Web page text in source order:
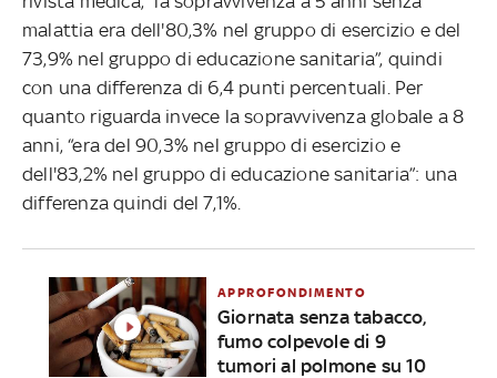
malattia era dell'80,3% nel gruppo di esercizio e del
73,9% nel gruppo di educazione sanitaria”, quindi
con una differenza di 6,4 punti percentuali. Per
quanto riguarda invece la sopravvivenza globale a 8
anni, “era del 90,3% nel gruppo di esercizio e
dell'83,2% nel gruppo di educazione sanitaria”: una
differenza quindi del 7,1%.
APPROFONDIMENTO
Giornata senza tabacco,
fumo colpevole di 9
tumori al polmone su 10